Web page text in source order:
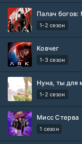
Правила
1-15 сезон
Ленин
Фильм
Счастливы ли
Фильм
Любовь на
Фильм
1-2 сезон
Ковчег
1-3 сезон
1-2 сезон
Мисс Стерва
1 сезон